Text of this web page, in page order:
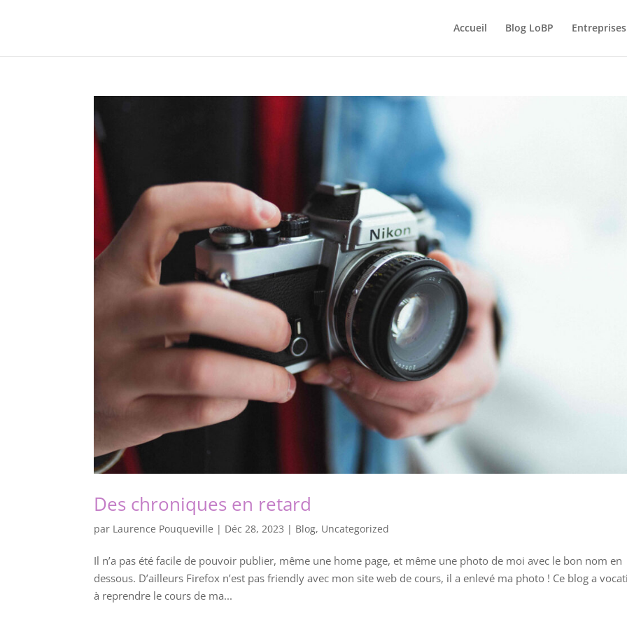
Accueil Blog LoBP Entreprises
Des chroniques en retard
par Laurence Pouqueville | Déc 28, 2023 | Blog, Uncategorized
Il n’a pas été facile de pouvoir publier, même une home page, et même une photo de moi avec le bon nom en
dessous. D’ailleurs Firefox n’est pas friendly avec mon site web de cours, il a enlevé ma photo ! Ce blog a
à reprendre le cours de ma...